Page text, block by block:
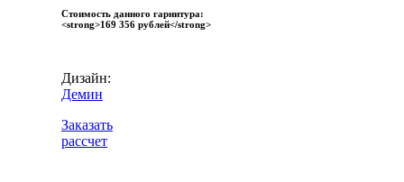
Стоимость данного гарнитура:
<strong>169 356 рублей</strong>
Дизайн:
Демин
Заказать
рассчет